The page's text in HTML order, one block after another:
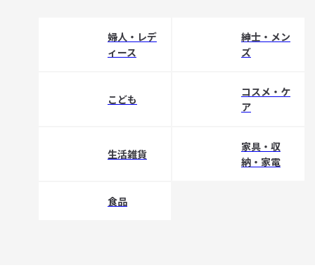
婦人・レデ
ィース
紳士・メン
ズ
こども
コスメ・ケ
ア
生活雑貨
家具・収
納・家電
食品